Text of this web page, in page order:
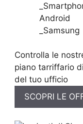
Android
_Samsung
Controlla le
piano tarriffario
del tuo ufficio
SCOPRI LE